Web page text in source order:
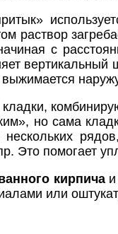
раствор
с
но сама
Это помогает
кирпичаи
или